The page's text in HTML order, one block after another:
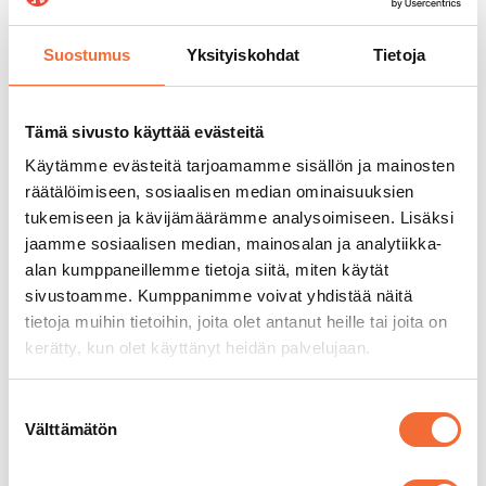
Suostumus Yksityiskohdat Tietoja
Tämä sivusto käyttää evästeitä
Käytämme evästeitä tarjoamamme sisällön ja mainosten
räätälöimiseen, sosiaalisen median ominaisuuksien
tukemiseen ja kävijämäärämme analysoimiseen. Lisäksi
jaamme sosiaalisen median, mainosalan ja analytiikka-
alan kumppaneillemme tietoja siitä, miten käytät
sivustoamme. Kumppanimme voivat yhdistää näitä
tietoja muihin tietoihin, joita olet antanut heille tai joita on
kerätty, kun olet käyttänyt heidän palvelujaan.
valinta
Välttämätön